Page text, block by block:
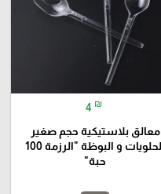
4 ₪
معالق بلاستيكية حجم صغير
للحلويات و البوظة "الرزمة 100
حبة"